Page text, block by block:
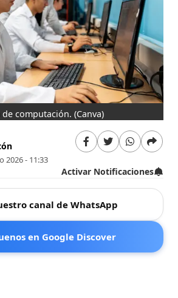
de computación. (Canva)
2026 - 11:33
Activar Notificaciones
canal de WhatsApp
en Google Discover